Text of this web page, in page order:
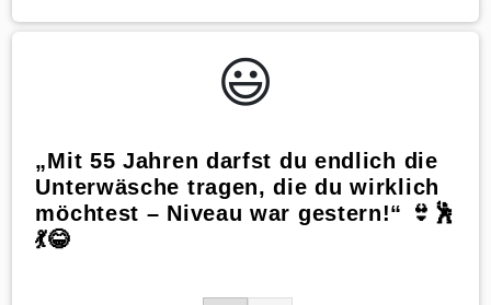
😃️
„Mit 55 Jahren darfst du endlich die
Unterwäsche tragen, die du wirklich
möchtest – Niveau war gestern!“ 👙🕺
💃😂